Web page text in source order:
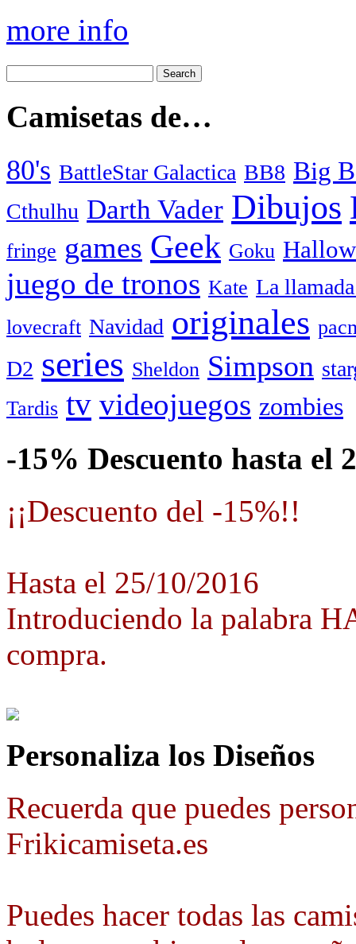
more info
Camisetas de…
80's BattleStar Galactica BB8 Big
Cthulhu Darth Vader Dibujos
fringe games Geek Goku
juego de tronos Kate La
lovecraft Navidad originales
D2 series Sheldon Simpson
Tardis tv videojuegos zombies
-15% Descuento hasta el
¡¡Descuento del -15%!!
Hasta el 25/10/2016
Introduciendo la palabra
compra.
Personaliza los Diseños
Recuerda que puedes
Frikicamiseta.es
Puedes hacer todas las